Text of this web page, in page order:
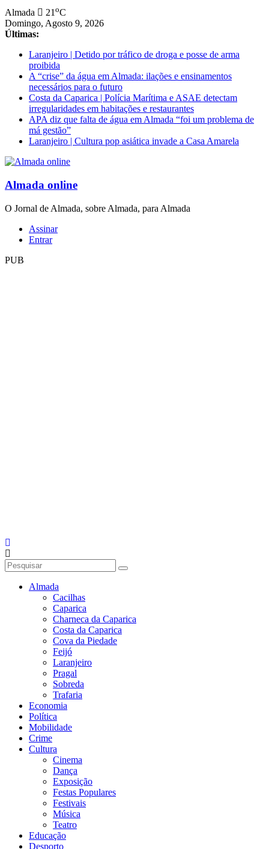
Saltar
para
conteúdo
Almada 21 oC
Domingo, Agosto 9, 2026
Últimas:
Laranjeiro | Detido por tráfico de droga e posse de arma
proibida
A “crise” da água em Almada: ilações e ensinamentos
necessários para o futuro
Costa da Caparica | Polícia Marítima e ASAE detectam
irregularidades em habitações e restaurantes
APA diz que falta de água em Almada “foi um problema de
má gestão”
Laranjeiro | Cultura pop asiática invade a Casa Amarela
Almada online
O Jornal de Almada, sobre Almada, para Almada
Assinar
Entrar
PUB
Almada
Cacilhas
Caparica
Charneca da Caparica
Costa da Caparica
Cova da Piedade
Feijó
Laranjeiro
Pragal
Sobreda
Trafaria
Economia
Política
Mobilidade
Crime
Cultura
Cinema
Dança
Exposição
Festas Populares
Festivais
Música
Teatro
Educação
Desporto